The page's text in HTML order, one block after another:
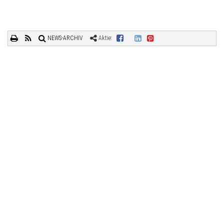
NEWS-ARCHIV Aktie: